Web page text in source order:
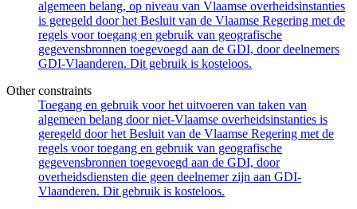
algemeen belang, op niveau van Vlaamse overheidsinstanties
is geregeld door het Besluit van de Vlaamse Regering met de
regels voor toegang en gebruik van geografische
gegevensbronnen toegevoegd aan de GDI, door deelnemers
GDI-Vlaanderen. Dit gebruik is kosteloos.
Other constraints
Toegang en gebruik voor het uitvoeren van taken van
algemeen belang door niet-Vlaamse overheidsinstanties is
geregeld door het Besluit van de Vlaamse Regering met de
regels voor toegang en gebruik van geografische
gegevensbronnen toegevoegd aan de GDI, door
overheidsdiensten die geen deelnemer zijn aan GDI-
Vlaanderen. Dit gebruik is kosteloos.